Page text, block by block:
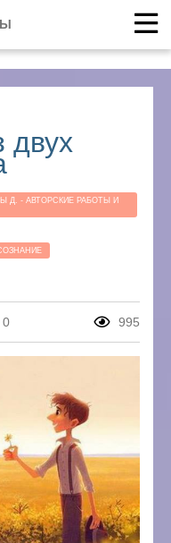
двух
Д. - АВТОРСКИЕ РАБОТЫ И
0 995